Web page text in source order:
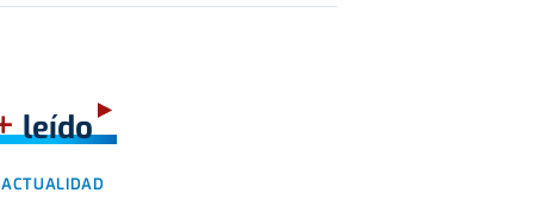
leído
ACTUALIDAD